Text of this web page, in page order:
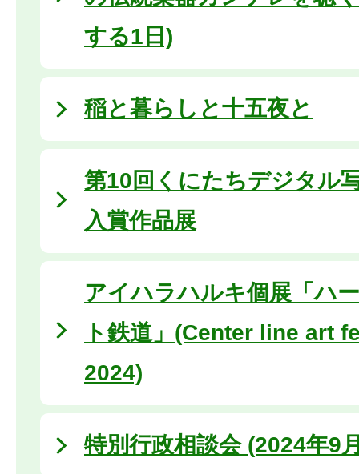
する1日)
稲と暮らしと十五夜と
第10回くにたちデジタル
入賞作品展
アイハラハルキ個展「ハ
ト鉄道」(Center line art
2024)
特別行政相談会 (2024年9